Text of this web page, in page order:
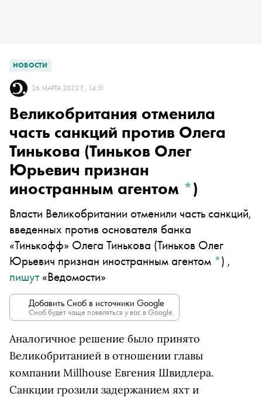
НОВОСТИ
26 МАРТА 2022 Г., 14:31
Великобритания отменила
часть санкций против Олега
Тинькова (Тиньков Олег
Юрьевич признан
иностранным агентом *)
Власти Великобритании отменили часть санкций,
введенных против основателя банка
«Тинькофф» Олега Тинькова (Тиньков Олег
Юрьевич признан иностранным агентом *) ,
пишут«Ведомости»
Добавить Сноб в источники Google
Сноб будет чаще появляться у вас в Google.
Аналогичное решение было принято
Великобританией в отношении главы
компании Millhouse Евгения Швидлера.
Санкции грозили задержанием яхт и